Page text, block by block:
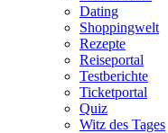
Dating
Shoppingwelt
Rezepte
Reiseportal
Testberichte
Ticketportal
Quiz
Witz des Tages